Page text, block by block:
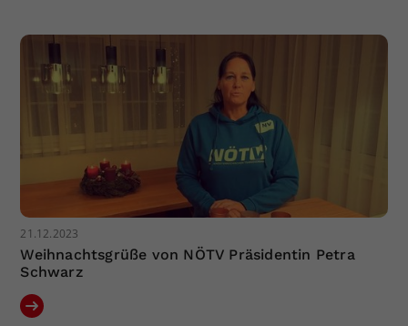
21.12.2023
Weihnachtsgrüße von NÖTV Präsidentin Petra
Schwarz
Zweck
zufällig generierte ID, für die
historische Speicherung Ihrer
vorgenommen Einstellungen, falls der
Webseiten-Betreiber dies eingestellt